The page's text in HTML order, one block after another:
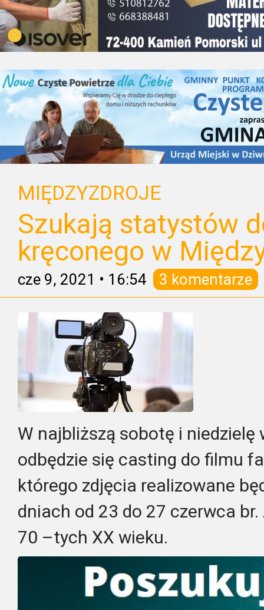
MIĘDZYZDROJE
Szukają statystów
kręconego w
cze 9, 2021 • 16:54 3 komentarze
W najbliższą sobotę i niedzielę
odbędzie się casting do filmu
którego zdjęcia realizowane
dniach od 23 do 27 czerwca
70 –tych XX wieku.